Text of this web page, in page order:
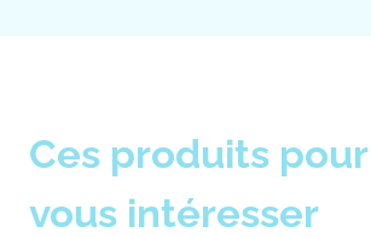
Ces produits
vous intéresser